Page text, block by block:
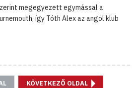
megegyezett egymással a
így Tóth Alex az angol klub
KÖVETKEZŐ OLDAL